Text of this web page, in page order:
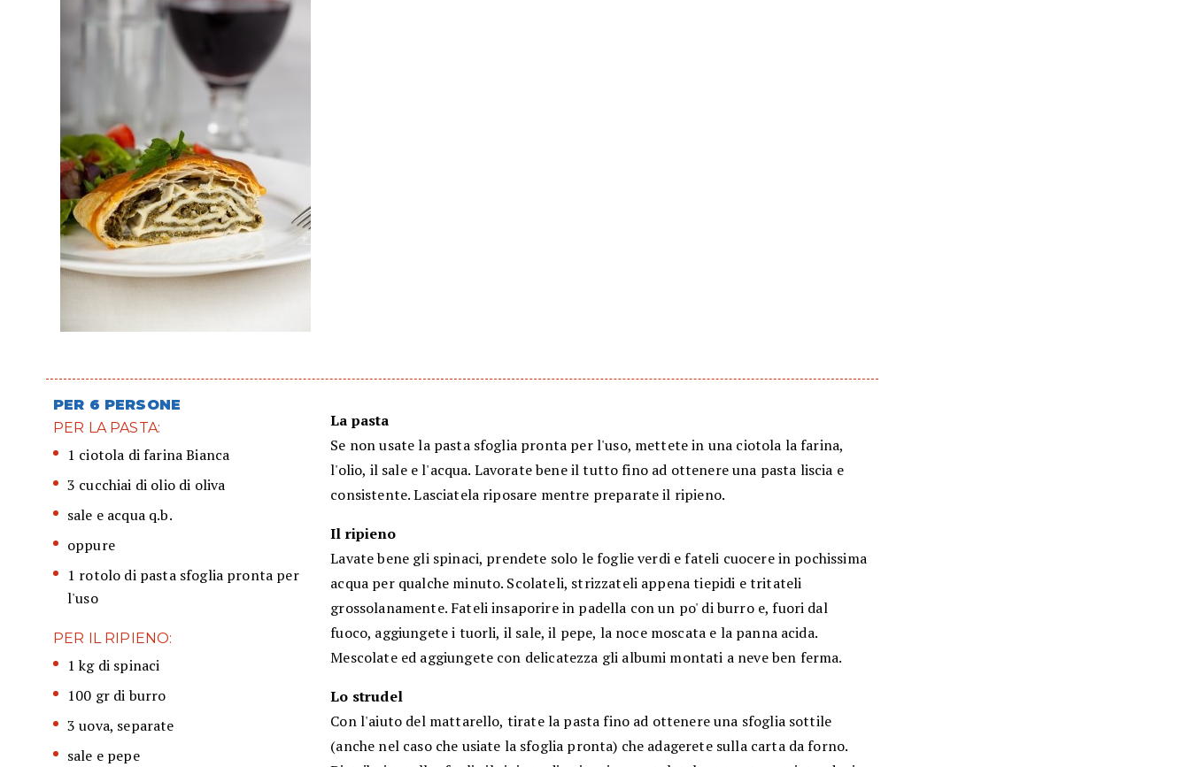
PER 6 PERSONE
PER LA PASTA:
1 ciotola di farina Bianca
3 cucchiai di olio di oliva
sale e acqua q.b.
oppure
1 rotolo di pasta sfoglia pronta per
l'uso
PER IL RIPIENO:
1 kg di spinaci
100 gr di burro
3 uova, separate
sale e pepe
La pasta
Se non usate la pasta sfoglia pronta per l'uso, mettete in una ciotola la farina,
l'olio, il sale e l'acqua. Lavorate bene il tutto fino ad ottenere una pasta liscia e
consistente. Lasciatela riposare mentre preparate il ripieno.
Il ripieno
Lavate bene gli spinaci, prendete solo le foglie verdi e fateli cuocere in pochissima
acqua per qualche minuto. Scolateli, strizzateli appena tiepidi e tritateli
grossolanamente. Fateli insaporire in padella con un po' di burro e, fuori dal
fuoco, aggiungete i tuorli, il sale, il pepe, la noce moscata e la panna acida.
Mescolate ed aggiungete con delicatezza gli albumi montati a neve ben ferma.
Lo strudel
Con l'aiuto del mattarello, tirate la pasta fino ad ottenere una sfoglia sottile
(anche nel caso che usiate la sfoglia pronta) che adagerete sulla carta da forno.